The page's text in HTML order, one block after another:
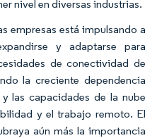
nivel en diversas industrias.
empresas está impulsando a
y adaptarse para
de conectividad de
la creciente dependencia
las capacidades de la nube
y el trabajo remoto. El
aún más la importancia